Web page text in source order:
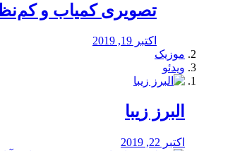
️تصویری کمیاب و کم‌نظیر
اکتبر 19, 2019
موزیک
ویدئو
البرز زیبا
اکتبر 22, 2019